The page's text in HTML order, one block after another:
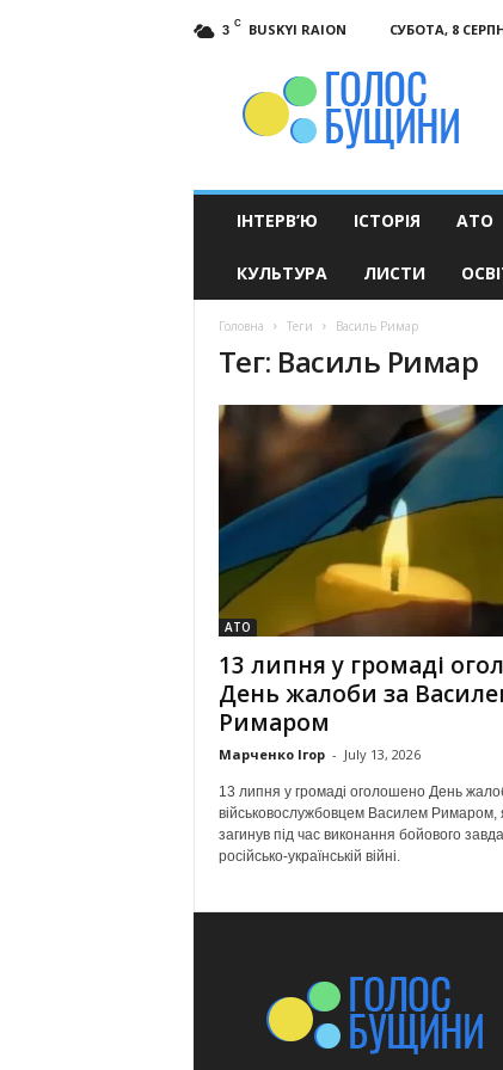
3 C BUSKYI RAION СУБОТА, 8
ІНТЕРВ’Ю ІСТОРІЯ АТО
КУЛЬТУРА ЛИСТИ
Головна Теги Василь Римар
Тег: Василь Римар
АТО
13 липня у громаді
День жалоби за
Римаром
Марченко Ігор - July 13, 2026
13 липня у громаді оголошено День
військовослужбовцем Василем Римаром,
загинув під час виконання бойового
російсько-українській війні.